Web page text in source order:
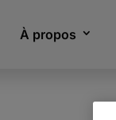
À propos